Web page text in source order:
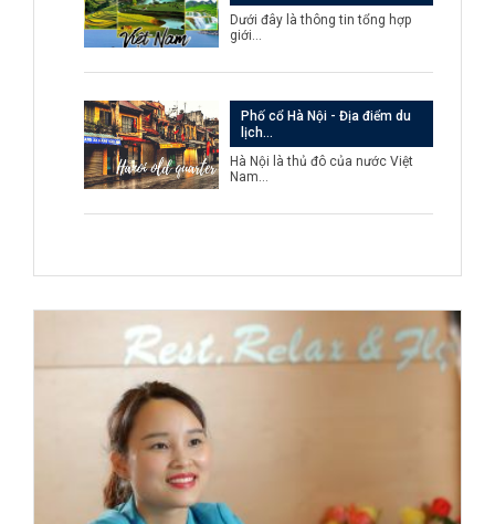
Dưới đây là thông tin tổng hợp
giới…
Phố cổ Hà Nội - Địa điểm du
lịch…
Hà Nội là thủ đô của nước Việt
Nam…